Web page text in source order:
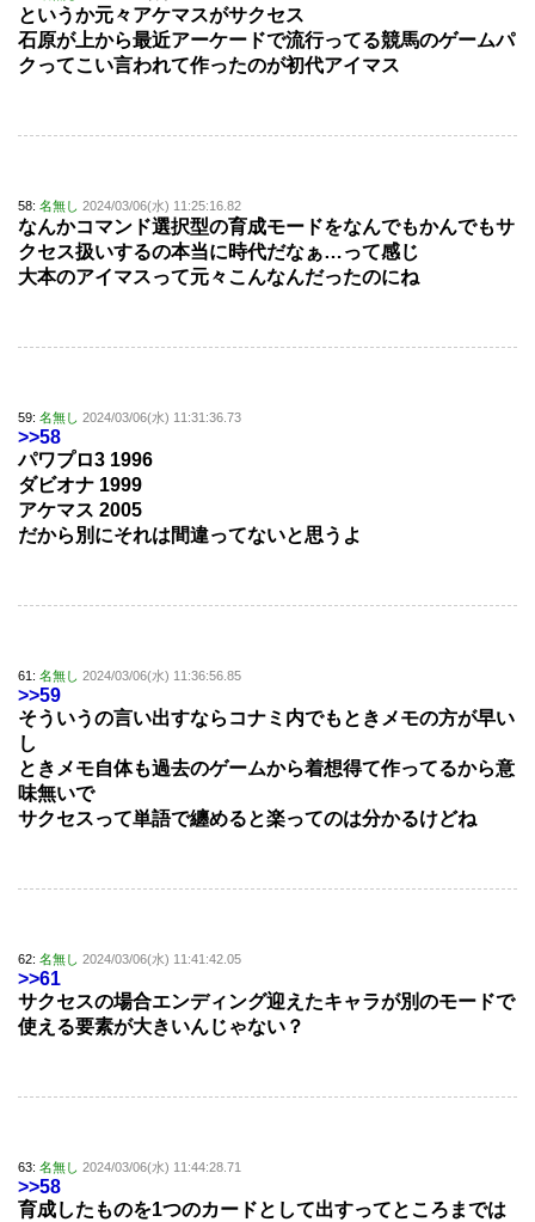
というか元々アケマスがサクセス
石原が上から最近アーケードで流行ってる競馬のゲームパ
クってこい言われて作ったのが初代アイマス
58: 名無し 2024/03/06(水) 11:25:16.82
なんかコマンド選択型の育成モードをなんでもかんでもサ
クセス扱いするの本当に時代だなぁ…って感じ
大本のアイマスって元々こんなんだったのにね
59: 名無し 2024/03/06(水) 11:31:36.73
>>58
パワプロ3 1996
ダビオナ 1999
アケマス 2005
だから別にそれは間違ってないと思うよ
61: 名無し 2024/03/06(水) 11:36:56.85
>>59
そういうの言い出すならコナミ内でもときメモの方が早い
し
ときメモ自体も過去のゲームから着想得て作ってるから意
味無いで
サクセスって単語で纏めると楽ってのは分かるけどね
62: 名無し 2024/03/06(水) 11:41:42.05
>>61
サクセスの場合エンディング迎えたキャラが別のモードで
使える要素が大きいんじゃない？
63: 名無し 2024/03/06(水) 11:44:28.71
>>58
育成したものを1つのカードとして出すってところまでは